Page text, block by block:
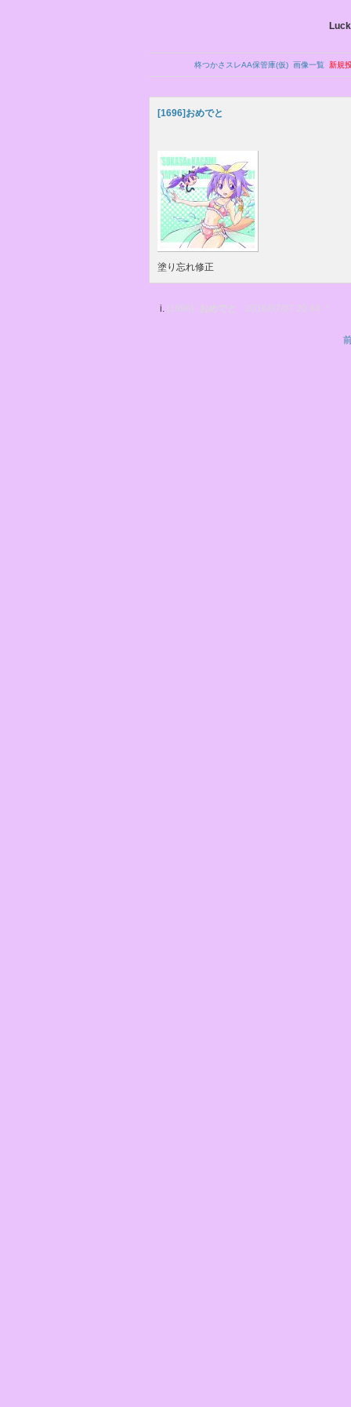
柊つかさスレAA保管庫(仮) 画像一覧 新規
[1696] おめでと
塗り忘れ修正
[1696] おめでと 2016/07/07 20:44 *